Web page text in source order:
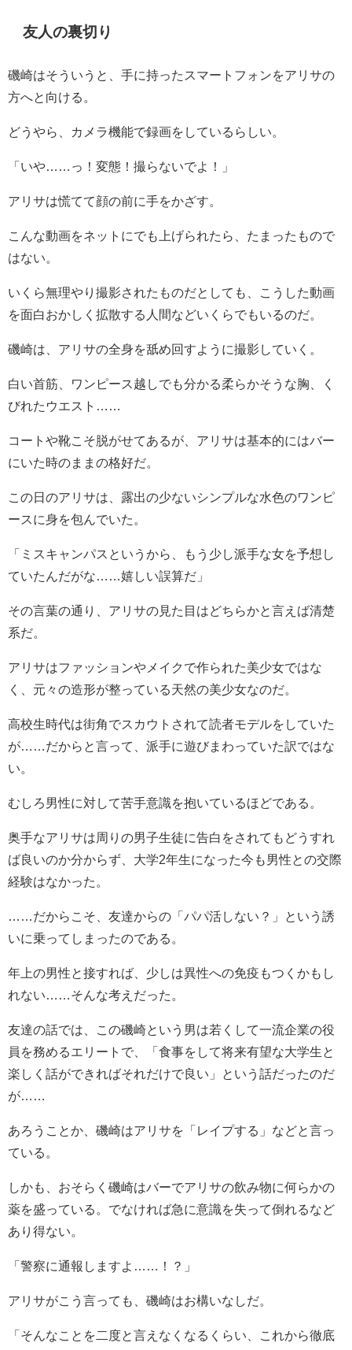
友人の裏切り
磯崎はそういうと、手に持ったスマートフォンをアリサの
方へと向ける。
どうやら、カメラ機能で録画をしているらしい。
「いや……っ！変態！撮らないでよ！」
アリサは慌てて顔の前に手をかざす。
こんな動画をネットにでも上げられたら、たまったもので
はない。
いくら無理やり撮影されたものだとしても、こうした動画
を面白おかしく拡散する人間などいくらでもいるのだ。
磯崎は、アリサの全身を舐め回すように撮影していく。
白い首筋、ワンピース越しでも分かる柔らかそうな胸、く
びれたウエスト……
コートや靴こそ脱がせてあるが、アリサは基本的にはバー
にいた時のままの格好だ。
この日のアリサは、露出の少ないシンプルな水色のワンピ
ースに身を包んでいた。
「ミスキャンパスというから、もう少し派手な女を予想し
ていたんだがな……嬉しい誤算だ」
その言葉の通り、アリサの見た目はどちらかと言えば清楚
系だ。
アリサはファッションやメイクで作られた美少女ではな
く、元々の造形が整っている天然の美少女なのだ。
高校生時代は街角でスカウトされて読者モデルをしていた
が……だからと言って、派手に遊びまわっていた訳ではな
い。
むしろ男性に対して苦手意識を抱いているほどである。
奥手なアリサは周りの男子生徒に告白をされてもどうすれ
ば良いのか分からず、大学2年生になった今も男性との交際
経験はなかった。
……だからこそ、友達からの「パパ活しない？」という誘
いに乗ってしまったのである。
年上の男性と接すれば、少しは異性への免疫もつくかもし
れない……そんな考えだった。
友達の話では、この磯崎という男は若くして一流企業の役
員を務めるエリートで、「食事をして将来有望な大学生と
楽しく話ができればそれだけで良い」という話だったのだ
が……
あろうことか、磯崎はアリサを「レイプする」などと言っ
ている。
しかも、おそらく磯崎はバーでアリサの飲み物に何らかの
薬を盛っている。でなければ急に意識を失って倒れるなど
あり得ない。
「警察に通報しますよ……！？」
アリサがこう言っても、磯崎はお構いなしだ。
「そんなことを二度と言えなくなるくらい、これから徹底